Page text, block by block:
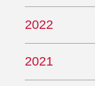
2022
2021